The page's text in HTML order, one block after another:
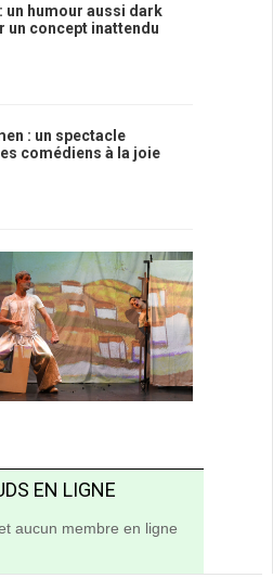
un humour aussi dark
un concept inattendu
: un spectacle
comédiens à la joie
EN LIGNE
aucun membre en ligne